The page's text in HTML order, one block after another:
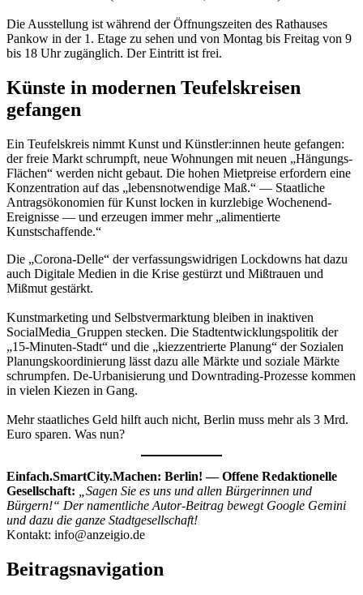
Die Ausstellung ist während der Öffnungszeiten des Rathauses
Pankow in der 1. Etage zu sehen und von Montag bis Freitag von 9
bis 18 Uhr zugänglich. Der Eintritt ist frei.
Künste in modernen Teufelskreisen
gefangen
Ein Teufelskreis nimmt Kunst und Künstler:innen heute gefangen:
der freie Markt schrumpft, neue Wohnungen mit neuen „Hängungs-
Flächen“ werden nicht gebaut. Die hohen Mietpreise erfordern eine
Konzentration auf das „lebensnotwendige Maß.“ — Staatliche
Antragsökonomien für Kunst locken in kurzlebige Wochenend-
Ereignisse — und erzeugen immer mehr „alimentierte
Kunstschaffende.“
Die „Corona-Delle“ der verfassungswidrigen Lockdowns hat dazu
auch Digitale Medien in die Krise gestürzt und Mißtrauen und
Mißmut gestärkt.
Kunstmarketing und Selbstvermarktung bleiben in inaktiven
SocialMedia_Gruppen stecken. Die Stadtentwicklungspolitik der
„15-Minuten-Stadt“ und die „kiezzentrierte Planung“ der Sozialen
Planungskoordinierung lässt dazu alle Märkte und soziale Märkte
schrumpfen. De-Urbanisierung und Downtrading-Prozesse kommen
in vielen Kiezen in Gang.
Mehr staatliches Geld hilft auch nicht, Berlin muss mehr als 3 Mrd.
Euro sparen. Was nun?
Einfach.SmartCity.Machen: Berlin! — Offene Redaktionelle
Gesellschaft:
„Sagen Sie es uns und allen Bürgerinnen und
Bürgern!“ Der namentliche Autor-Beitrag bewegt Google Gemini
und dazu die ganze Stadtgesellschaft!
Kontakt: info@anzeigio.de
Beitragsnavigation